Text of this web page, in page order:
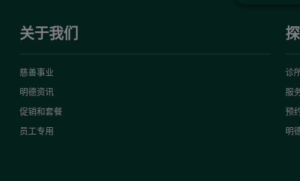
关于我们
慈善事业
明德资讯
促销和套餐
员工专用
诊
服
预
明